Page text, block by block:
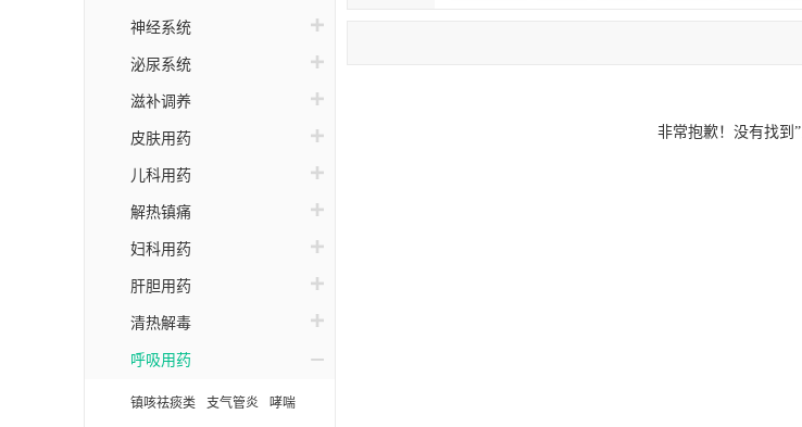
神经系统
泌尿系统
滋补调养
皮肤用药
儿科用药
解热镇痛
妇科用药
肝胆用药
清热解毒
呼吸用药
镇咳祛痰类 支气管炎 哮喘
非常抱歉！没有找到”